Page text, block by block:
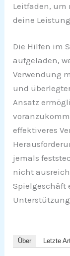
Leitfaden, um
deine
Die Hilfen im
aufgeladen,
Verwendung
und
Ansatz
effektiveres
jemals
nicht
Spielgeschäft
Über Letzte